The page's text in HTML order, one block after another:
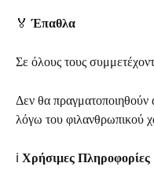
🏅Έπαθλα
Σε όλους τους
Δεν θα πραγματοποιηθούν
λόγω του φιλανθρωπικού
ℹ️ Χρήσιμες Πληροφορίες